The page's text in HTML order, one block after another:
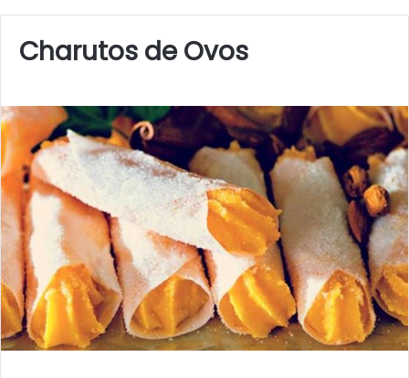
Charutos de Ovos